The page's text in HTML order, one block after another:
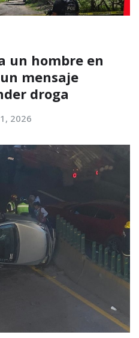
un hombre en
mensaje
droga
2026